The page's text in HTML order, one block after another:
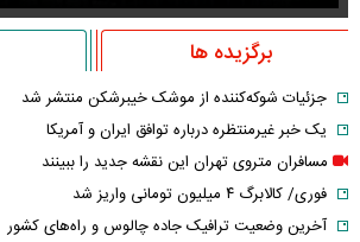
برگزیده ها
جزئیات شوکه‌کننده از موشک خیبرشکن منتشر شد
یک خبر غیرمنتظره درباره توافق ایران و آمریکا
مسافران متروی تهران این نقشه جدید را ببینند
فوری/ کالابرگ ۴ میلیون تومانی واریز شد
آخرین وضعیت ترافیک جاده چالوس و راه‌های کشور